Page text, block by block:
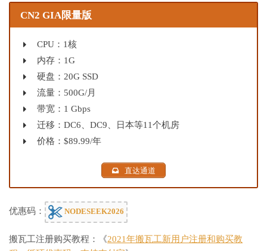
CN2 GIA限量版
CPU：1核
内存：1G
硬盘：20G SSD
流量：500G/月
带宽：1 Gbps
迁移：DC6、DC9、日本等11个机房
价格：$89.99/年
直达通道
优惠码： NODESEEK2026
搬瓦工注册购买教程：《2021年搬瓦工新用户注册和购买教